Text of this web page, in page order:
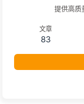
提供高质
文章
83